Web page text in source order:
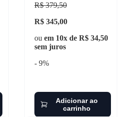
R$ 379,50
R$ 345,00
ou em 10x de R$ 34,50
sem juros
- 9%
Adicionar ao
carrinho